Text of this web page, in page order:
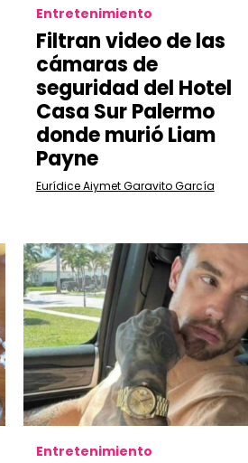
Entretenimiento
Filtran video de las
cámaras de
seguridad del Hotel
Casa Sur Palermo
donde murió Liam
Payne
Eurídice Aiymet Garavito García
Entretenimiento